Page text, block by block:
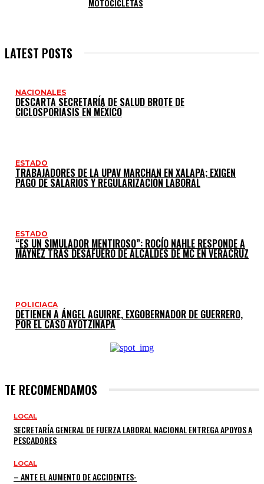
MOTOCICLETAS
LATEST POSTS
NACIONALES
DESCARTA SECRETARÍA DE SALUD BROTE DE
CICLOSPORIASIS EN MÉXICO
ESTADO
TRABAJADORES DE LA UPAV MARCHAN EN XALAPA; EXIGEN
PAGO DE SALARIOS Y REGULARIZACIÓN LABORAL
ESTADO
“ES UN SIMULADOR MENTIROSO”: ROCÍO NAHLE RESPONDE A
MÁYNEZ TRAS DESAFUERO DE ALCALDES DE MC EN VERACRUZ
POLICIACA
DETIENEN A ÁNGEL AGUIRRE, EXGOBERNADOR DE GUERRERO,
POR EL CASO AYOTZINAPA
TE RECOMENDAMOS
LOCAL
SECRETARÍA GENERAL DE FUERZA LABORAL NACIONAL ENTREGA APOYOS A
PESCADORES
LOCAL
– ANTE EL AUMENTO DE ACCIDENTES-